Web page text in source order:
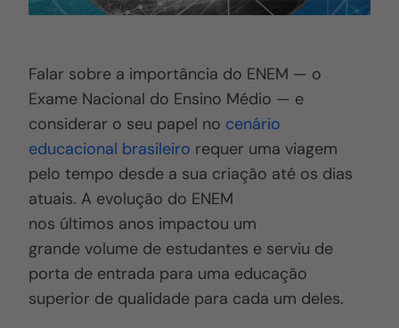
Falar sobre a importância do ENEM — o
Exame Nacional do Ensino Médio — e
considerar o seu papel no cenário
educacional brasileiro requer uma viagem
pelo tempo desde a sua criação até os dias
atuais. A evolução do ENEM
nos últimos anos impactou um
grande volume de estudantes e serviu de
porta de entrada para uma educação
superior de qualidade para cada um deles.